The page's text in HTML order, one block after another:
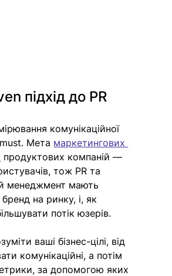
підхід до PR
комунікаційної
must. Мета маркетингових
продуктових компаній —
тож PR та
менеджмент мають
на ринку, і, як
потік юзерів.
ваші бізнес-цілі, від
комунікаційні, а потім
за допомогою яких